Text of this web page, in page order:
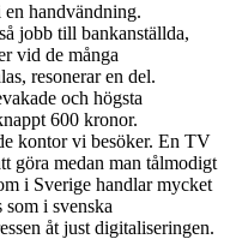
en handvändning.
jobb till bankanställda,
vid de många
resonerar en del.
och högsta
600 kronor.
kontor vi besöker. En TV
göra medan man tålmodigt
i Sverige handlar mycket
i svenska
åt just digitaliseringen.